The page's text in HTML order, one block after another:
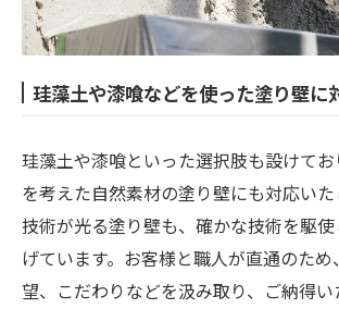
珪藻土や漆喰などを使った塗り壁に
珪藻土や漆喰といった選択肢も設けて
を考えた自然素材の塗り壁にも対応い
技術が光る塗り壁も、確かな技術を駆
げています。お客様と職人が直通のた
望、こだわりなどを汲み取り、ご納得